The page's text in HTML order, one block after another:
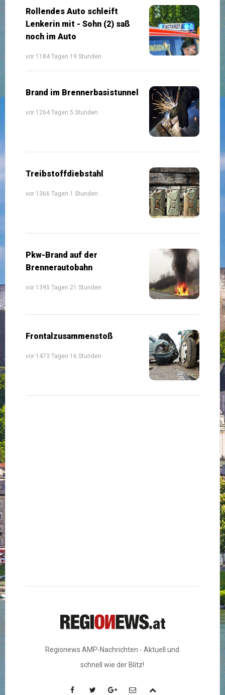
Rollendes Auto schleift
Lenkerin mit - Sohn (2) saß
noch im Auto
vor 1184 Tagen 19 Stunden
Brand im Brennerbasistunnel
vor 1264 Tagen 5 Stunden
Treibstoffdiebstahl
vor 1366 Tagen 1 Stunden
Pkw-Brand auf der
Brennerautobahn
vor 1395 Tagen 21 Stunden
Frontalzusammenstoß
vor 1473 Tagen 16 Stunden
Regionews AMP-Nachrichten - Aktuell und
schnell wie der Blitz!